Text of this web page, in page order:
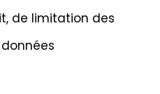
de limitation des